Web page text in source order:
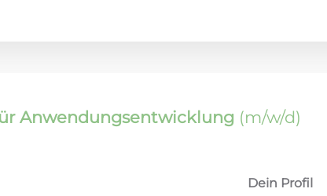
Anwendungsentwicklung (m/w/d)
Dein Profil